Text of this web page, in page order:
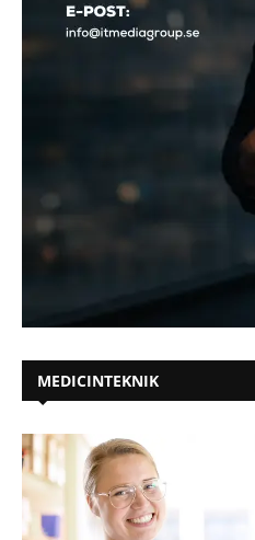
MEDICINTEKNIK